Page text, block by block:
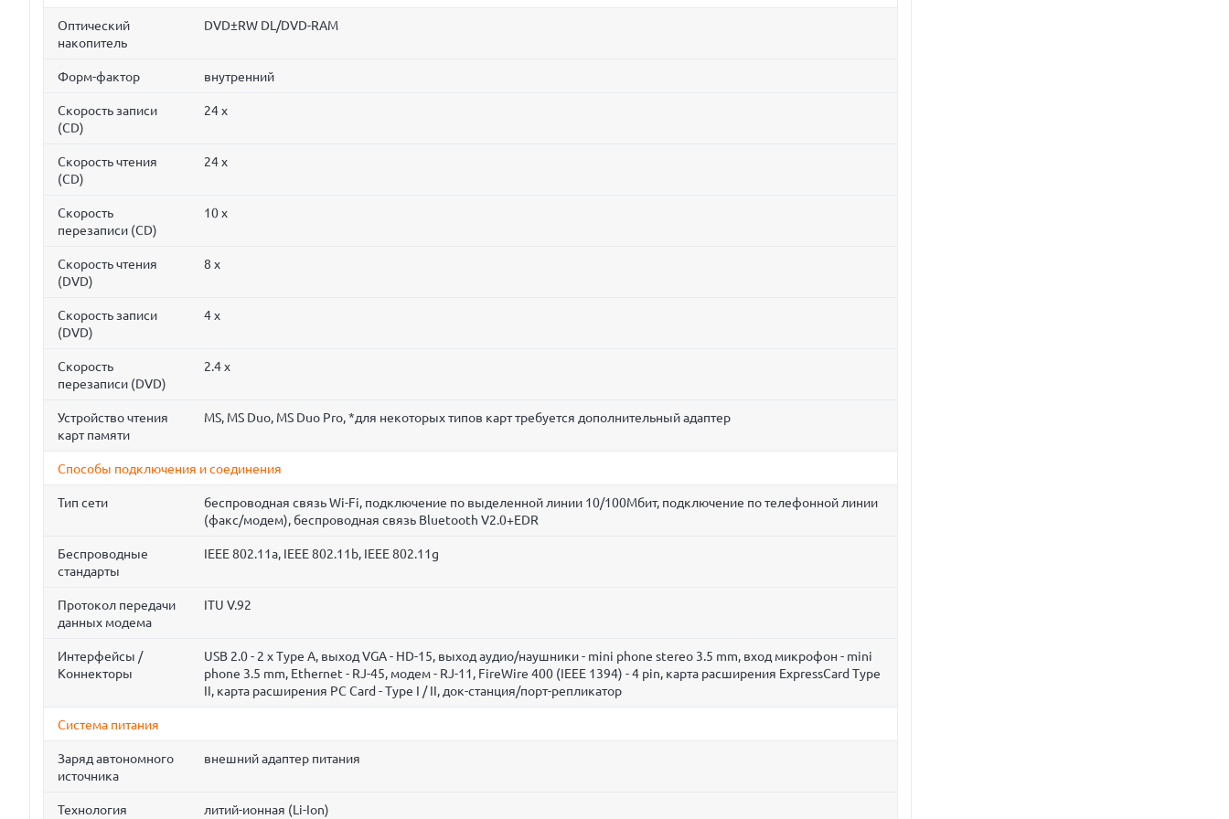
Оптический
накопитель
DVD±RW DL/DVD-RAM
Форм-фактор внутренний
Скорость записи
(CD)
24 x
Скорость чтения
(CD)
24 x
Скорость
перезаписи (CD)
10 x
Скорость чтения
(DVD)
8 x
Скорость записи
(DVD)
4 x
Скорость
перезаписи (DVD)
2.4 x
Устройство чтения
карт памяти
MS, MS Duo, MS Duo Pro, *для некоторых типов карт требуется дополнительный адаптер
Способы подключения и соединения
Тип сети
беспроводная связь Wi-Fi, подключение по выделенной линии 10/100Мбит, подключение по телефонной линии
(факс/модем), беспроводная связь Bluetooth V2.0+EDR
Беспроводные
стандарты
IEEE 802.11a, IEEE 802.11b, IEEE 802.11g
Протокол передачи
данных модема
ITU V.92
Интерфейсы /
Коннекторы
USB 2.0 - 2 x Type A, выход VGA - HD-15, выход аудио/наушники - mini phone stereo 3.5 mm, вход микрофон - mini
phone 3.5 mm, Ethernet - RJ-45, модем - RJ-11, FireWire 400 (IEEE 1394) - 4 pin, карта расширения ExpressCard Type
II, карта расширения PC Card - Type I / II, док-станция/порт-репликатор
Система питания
Заряд автономного
источника
внешний адаптер питания
Технология литий-ионная (Li-Ion)